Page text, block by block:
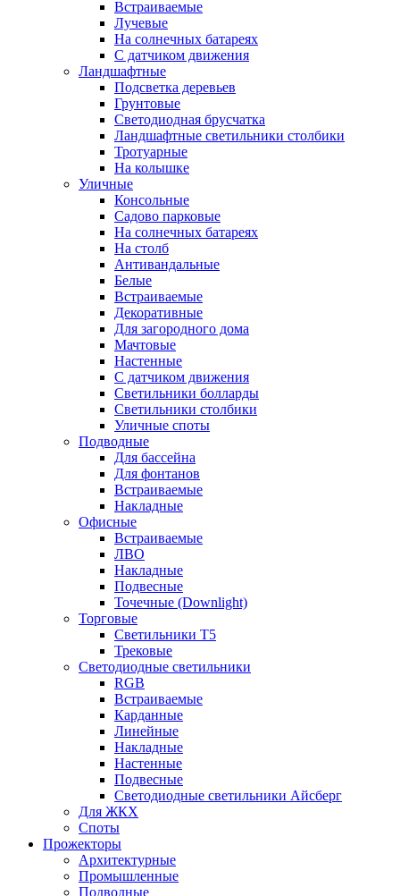
Встраиваемые
Лучевые
На солнечных батареях
С датчиком движения
Ландшафтные
Подсветка деревьев
Грунтовые
Светодиодная брусчатка
Ландшафтные светильники столбики
Тротуарные
На колышке
Уличные
Консольные
Садово парковые
На солнечных батареях
На столб
Антивандальные
Белые
Встраиваемые
Декоративные
Для загородного дома
Мачтовые
Настенные
С датчиком движения
Светильники болларды
Светильники столбики
Уличные споты
Подводные
Для бассейна
Для фонтанов
Встраиваемые
Накладные
Офисные
Встраиваемые
ЛВО
Накладные
Подвесные
Точечные (Downlight)
Торговые
Светильники Т5
Трековые
Светодиодные светильники
RGB
Встраиваемые
Карданные
Линейные
Накладные
Настенные
Подвесные
Светодиодные светильники Айсберг
Для ЖКХ
Споты
Прожекторы
Архитектурные
Промышленные
Подводные